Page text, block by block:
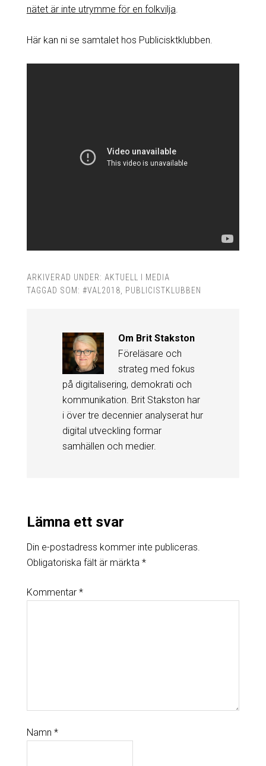
nätet är inte utrymme för en folkvilja
Här kan ni se samtalet hos Publicisktklubben.
ARKIVERAD UNDER: AKTUELL I MEDIA
TAGGAD SOM: #VAL2018 PUBLICISTKLUBBEN
Om Brit Stakston
Föreläsare och
strateg med fokus
på digitalisering, demokrati och
kommunikation. Brit Stakston har
i över tre decennier analyserat hur
digital utveckling formar
samhällen och medier.
Lämna ett svar
Din e-postadress kommer inte publiceras.
Obligatoriska fält är märkta *
Kommentar *
Namn *